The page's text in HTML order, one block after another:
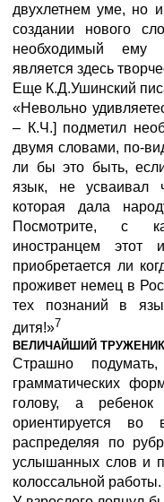
двухлетнем уме, но
создании нового
необходимый ему
является здесь
Еще К.Д.Ушинский
«Невольно
– К.Ч.] подметил
двумя словами, по-
ли бы это быть,
язык, не усваивал
которая дала
Посмотрите, с
иностранцем этот
приобретается ли
проживет немец в
тех познаний в
дитя!»7
ВЕЛИЧАЙШИЙ ТРУЖЕНИК
Страшно
грамматических
голову, а
ориентируется во
распределяя по
услышанных слов и
колоссальной работы.